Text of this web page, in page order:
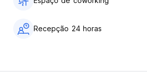
Recepção 24 horas